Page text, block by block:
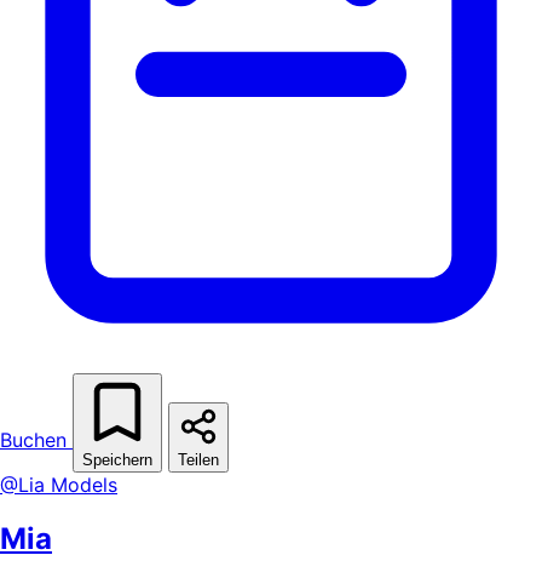
Buchen
Speichern Teilen
@Lia Models
Mia